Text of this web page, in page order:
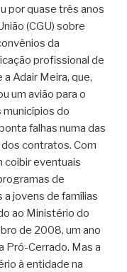
por quase três anos
(CGU) sobre
da
profissional de
Adair Meira, que,
um avião para o
municípios do
falhas numa das
contratos. Com
coibir eventuais
de
jovens de famílias
ao Ministério do
de 2008, um ano
Pró-Cerrado. Mas a
à entidade na